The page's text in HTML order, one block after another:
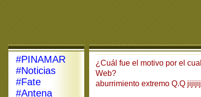
#PINAMAR
#Noticias
#Fate
#Antena
¿Cuál fue el motivo por el
Web?
aburrimiento extremo Q.Q